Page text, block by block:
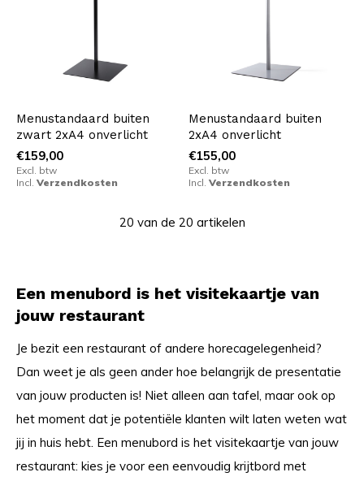
Menustandaard buiten
zwart 2xA4 onverlicht
€159,00
Excl. btw
Incl. Verzendkosten
Menustandaard buiten
2xA4 onverlicht
€155,00
Excl. btw
Incl. Verzendkosten
20 van de 20 artikelen
Een menubord is het visitekaartje van
jouw restaurant
Je bezit een restaurant of andere horecagelegenheid?
Dan weet je als geen ander hoe belangrijk de presentatie
van jouw producten is! Niet alleen aan tafel, maar ook op
het moment dat je potentiële klanten wilt laten weten wat
jij in huis hebt. Een menubord is het visitekaartje van jouw
restaurant: kies je voor een eenvoudig krijtbord met